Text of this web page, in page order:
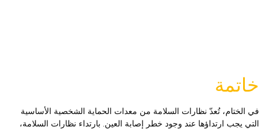
الختام، تُعدّ نظارات السلامة من معدات الحماية الشخصية الأساسية
يجب ارتداؤها عند وجود خطر إصابة العين. بارتداء نظارات السلامة،